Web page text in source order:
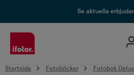
Se aktuella
Startsida Fotoböcker
Fotobok